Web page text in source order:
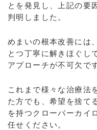
とを発見し、上記の要
判明しました。
めまいの根本改善には
とつ丁寧に解きほぐし
アプローチが不可欠で
これまで様々な治療法
た方でも、希望を捨て
を持つクローバーカイ
任せください。